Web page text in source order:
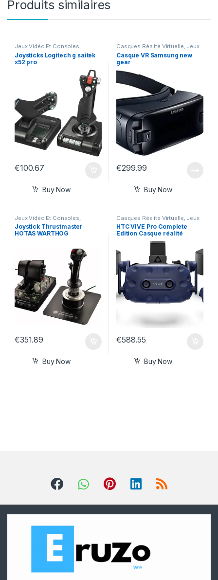
Produits similaires
Jeux Vidéo Et Consoles,
Joysticks
Joysticks Logitech g saitek
x52 pro
€100.67
Buy Now
Casques Réalité Virtuelle, Jeux
Vidéo Et Consoles
Casque VR Samsung new
gear
€299.99
Buy Now
Jeux Vidéo Et Consoles
Joysticks
Joystick Thrustmaster
HOTAS WARTHOG
€351.89
Buy Now
Casques Réalité Virtuelle Jeux
Vidéo Et Consoles
HTC VIVE Pro Complete
Edition Casque réalité
€588.55
Buy Now